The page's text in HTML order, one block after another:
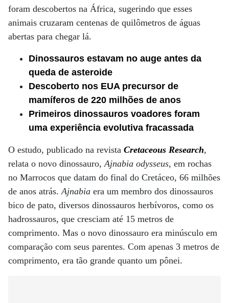
foram descobertos na África, sugerindo que esses
animais cruzaram centenas de quilômetros de águas
abertas para chegar lá.
Dinossauros estavam no auge antes da
queda de asteroide
Descoberto nos EUA precursor de
mamíferos de 220 milhões de anos
Primeiros dinossauros voadores foram
uma experiência evolutiva fracassada
O estudo, publicado na revista Cretaceous Research,
relata o novo dinossauro,Ajnabia odysseus, em rochas
no Marrocos que datam do final do Cretáceo, 66 milhões
de anos atrás.Ajnabia era um membro dos dinossauros
bico de pato, diversos dinossauros herbívoros, como os
hadrossauros, que cresciam até 15 metros de
comprimento. Mas o novo dinossauro era minúsculo em
comparação com seus parentes. Com apenas 3 metros de
comprimento, era tão grande quanto um pônei.